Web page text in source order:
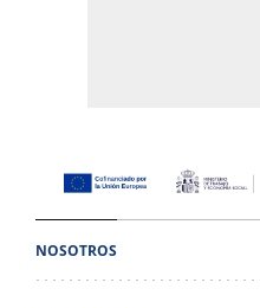
NOSOTROS